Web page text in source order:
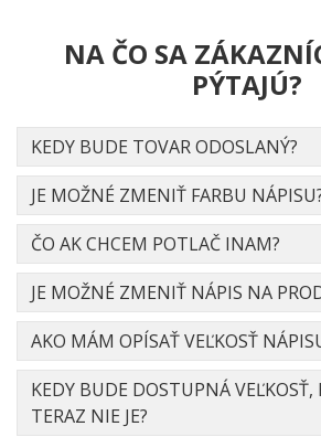
NA ČO SA
PÝTAJÚ?
KEDY BUDE TOVAR ODOSLANÝ?
JE MOŽNÉ ZMENIŤ FARBU
ČO AK CHCEM POTLAČ INAM?
JE MOŽNÉ ZMENIŤ NÁPIS NA
AKO MÁM OPÍSAŤ VEĽKOSŤ
KEDY BUDE DOSTUPNÁ VEĽKOSŤ,
TERAZ NIE JE?